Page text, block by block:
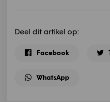
Deel dit artikel op:
Facebook
WhatsApp